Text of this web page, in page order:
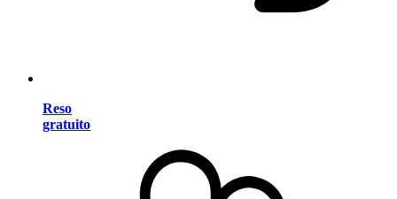
Reso
gratuito